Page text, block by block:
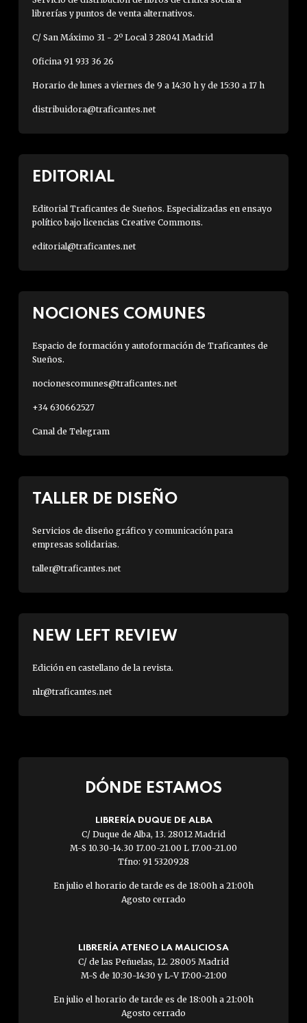
librerías y puntos de venta alternativos.
C/ San Máximo 31 - 2º Local 3 28041 Madrid
Oficina 91 933 36 26
Horario de lunes a viernes de 9 a 14:30 h y de 15:30 a 17 h
distribuidora@traficantes.net
EDITORIAL
Editorial Traficantes de Sueños. Especializadas en ensayo
político bajo licencias Creative Commons.
editorial@traficantes.net
NOCIONES COMUNES
Espacio de formación y autoformación de Traficantes de
Sueños.
nocionescomunes@traficantes.net
+34 630662527
Canal de Telegram
TALLER DE DISEÑO
Servicios de diseño gráfico y comunicación para
empresas solidarias.
taller@traficantes.net
NEW LEFT REVIEW
Edición en castellano de la revista.
nlr@traficantes.net
DÓNDE ESTAMOS
LIBRERÍA DUQUE DE ALBA
C/ Duque de Alba, 13. 28012 Madrid
M-S 10.30-14.30 17.00-21.00 L 17.00-21.00
Tfno: 91 5320928
En julio el horario de tarde es de 18:00h a 21:00h
Agosto cerrado
LIBRERÍA ATENEO LA MALICIOSA
C/ de las Peñuelas, 12. 28005 Madrid
M-S de 10:30-14:30 y L-V 17:00-21:00
En julio el horario de tarde es de 18:00h a 21:00h
Agosto cerrado